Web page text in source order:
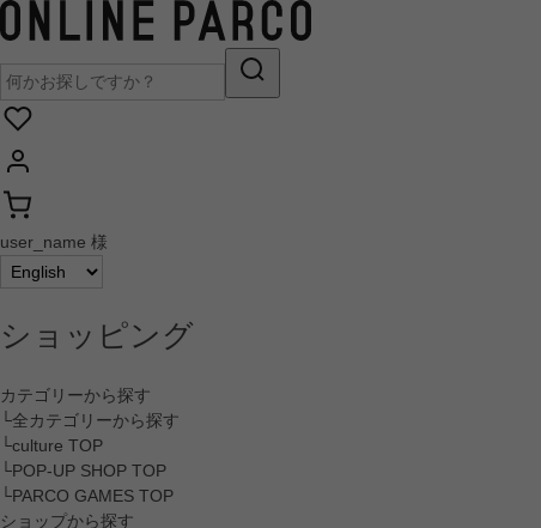
user_name 様
ショッピング
カテゴリーから探す
└全カテゴリーから探す
└culture TOP
└POP-UP SHOP TOP
└PARCO GAMES TOP
ショップから探す